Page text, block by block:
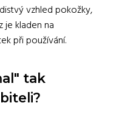
vzhled pokožky,
je kladen na
při používání.
tak